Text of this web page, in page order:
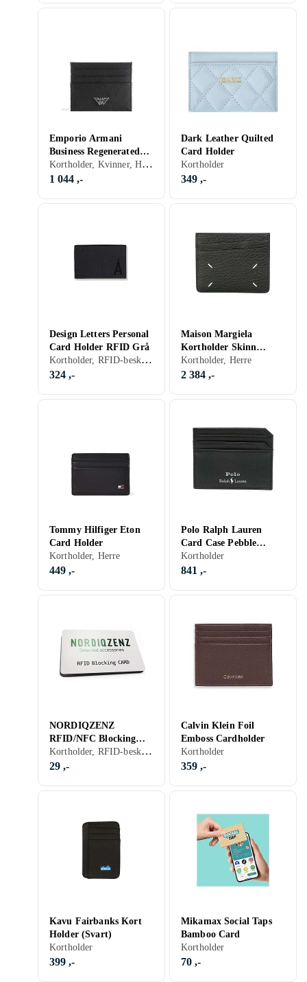
Emporio Armani
Business Regenerated
Korthållare svart
Kortholder, Kvinner, Herre
1 044 ,-
Dark Leather Quilted
Card Holder
Kortholder
349 ,-
Design Letters Personal
Card Holder RFID Grå
Kortholder, RFID-beskyttelse
324 ,-
Maison Margiela
Kortholder Skinn
(Black)
Kortholder, Herre
2 384 ,-
Tommy Hilfiger Eton
Card Holder
Kortholder, Herre
449 ,-
Polo Ralph Lauren
Card Case Pebble
Leather (Black)
Kortholder
841 ,-
NORDIQZENZ
RFID/NFC Blocking
Card
Kortholder, RFID-beskyttelse
29 ,-
Calvin Klein Foil
Emboss Cardholder
Kortholder
359 ,-
Kavu Fairbanks Kort
Holder (Svart)
Kortholder
399 ,-
Mikamax Social Taps
Bamboo Card
Kortholder
70 ,-